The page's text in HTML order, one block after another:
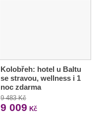
Kolobřeh: hotel u Baltu
se stravou, wellness i 1
noc zdarma
9 483 Kč
9 009 Kč